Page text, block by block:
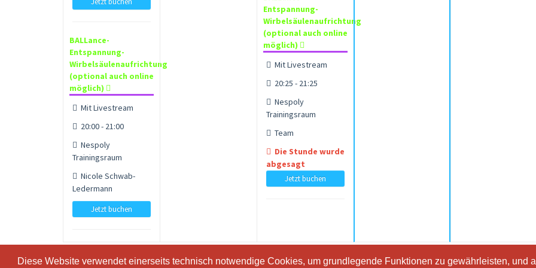
Diese Website verwendet einerseits technisch notwendige Cookies, um grundlegende Funktionen zu gewährleisten, und
Diese Website verwendet einerseits technisch notwendige Cookies, um grundlegende Funktionen zu gewährleisten, und
BALLance-
Entspannung-
Wirbelsäulenaufrichtung
(optional auch online
möglich)
Mit Livestream
20:00 - 21:00
Nespoly
Trainingsraum
Nicole Schwab-
Ledermann
Jetzt buchen
Entspannung-
Wirbelsäulenaufrichtung
(optional auch online
möglich)
Mit Livestream
20:25 - 21:25
Nespoly
Trainingsraum
Team
Die Stunde wurde
abgesagt
Jetzt buchen